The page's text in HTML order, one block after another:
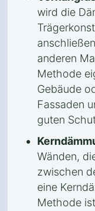
wird die
anderen
Methode
Gebäude
Fassaden
guten
Wänden,
zwischen
eine
Methode